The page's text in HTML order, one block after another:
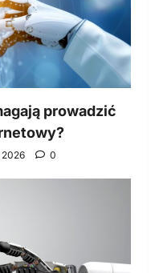
prowadzić
2026 0